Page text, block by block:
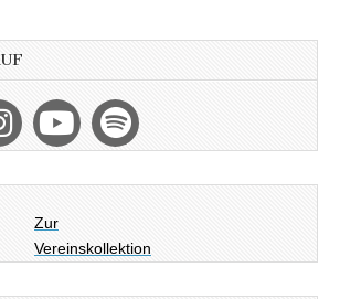
Zur
Vereinskollektion